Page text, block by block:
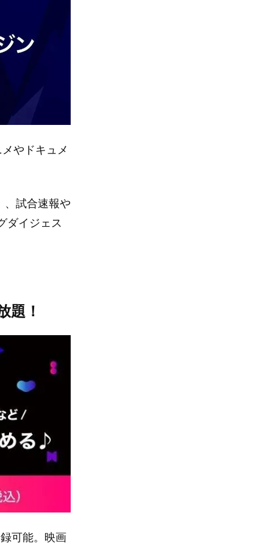
やドキュメ
、試合速報や
ダイジェス
題！
可能。映画